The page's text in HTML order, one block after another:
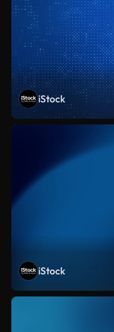
iStock
iStock